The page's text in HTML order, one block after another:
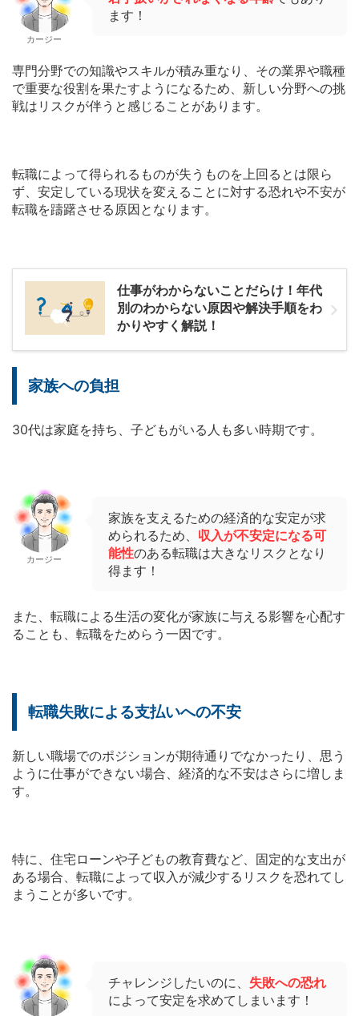
カージー
ます！
専門分野での知識やスキルが積み重なり、その業界や職種
で重要な役割を果たすようになるため、新しい分野への挑
戦はリスクが伴うと感じることがあります。
転職によって得られるものが失うものを上回るとは限ら
ず、安定している現状を変えることに対する恐れや不安が
転職を躊躇させる原因となります。
仕事がわからないことだらけ！年代
別のわからない原因や解決手順をわ
かりやすく解説！
家族への負担
30代は家庭を持ち、子どもがいる人も多い時期です。
カージー
家族を支えるための経済的な安定が求
められるため、 収入が不安定になる可
能性のある転職は大きなリスクとなり
得ます！
また、転職による生活の変化が家族に与える影響を心配す
ることも、転職をためらう一因です。
転職失敗による支払いへの不安
新しい職場でのポジションが期待通りでなかったり、思う
ように仕事ができない場合、経済的な不安はさらに増しま
す。
特に、住宅ローンや子どもの教育費など、固定的な支出が
ある場合、転職によって収入が減少するリスクを恐れてし
まうことが多いです。
チャレンジしたいのに、 失敗への恐れ
によって安定を求めてしまいます！